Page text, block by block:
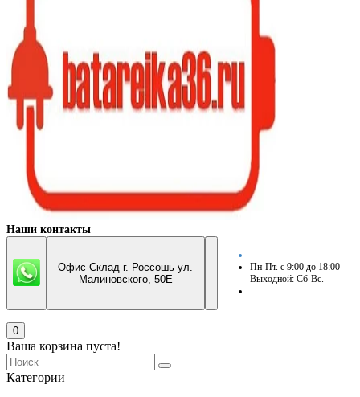
Наши контакты
Офис-Склад г. Россошь ул.
Малиновского, 50Е
Пн-Пт. с 9:00 до 18:00
Выходной: Сб-Вс.
0
Ваша корзина пуста!
Категории